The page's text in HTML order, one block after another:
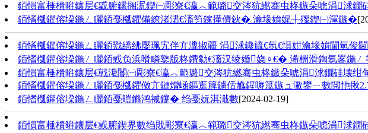
銆愪富棰樻暀鑲层€戜腑鏍搁泦鍥㈠彫寮€瀛︿範璐交涔犺繎骞虫柊鏃朵唬涓浗鐗
銆愭槬鑺傛垜鍦ㄥ矖銆戞槬鑺備繚渚涒€滀笉鎵撶儕鈥� 瀹堟姢娓╂殩鍥㈠渾鏃�
銆愭槬鑺傛垜鍦ㄥ矖銆戣繑绋嬮珮宄伴亣瀵掓疆 涓浗鑱旈€氬€惧姏瀹堟姢閫氫俊
銆愭槬鑺傛垜鍦ㄥ矖銆戜负浜嗗疄鐜版柊鐨勨€滀汉绫婚娆♀€� 浠栦滑鍧氬畧鍦ㄥ
銆愪富棰樻暀鑲层€戦瀺閽㈠彫寮€瀛︿範璐交涔犺繎骞虫柊鏃朵唬涓浗鐗硅壊绀
銆愭槬鑺傛垜鍦ㄥ矖銆戞槬鑺傚亣鏈熷崡鏂逛簲鐪佸尯鍟嗕笟鏃ュ潎鐢ㄧ數閲忚揪
銆愭槬鑺傛垜鍦ㄥ矖銆戞暟鏅鸿祴鑳� 绉戞妧淇濈數[2024-02-19]
銆愪富棰樻暀鑲层€戜腑鍥界數绉戝彫寮€瀛︿範璐交涔犺繎骞虫柊鏃朵唬涓浗鐗